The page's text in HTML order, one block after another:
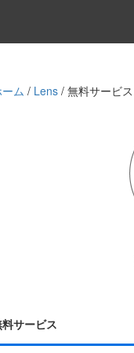
ム / Lens / 無料サービス
サービス